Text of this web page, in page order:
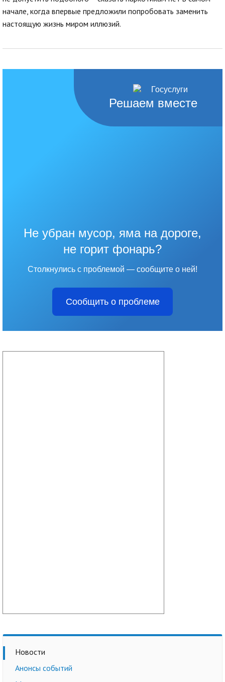
начале, когда впервые предложили попробовать заменить
настоящую жизнь миром иллюзий.
Решаем вместе
Не убран мусор, яма на дороге,
не горит фонарь?
Столкнулись с проблемой — сообщите о ней!
Сообщить о проблеме
Новости
Анонсы событий